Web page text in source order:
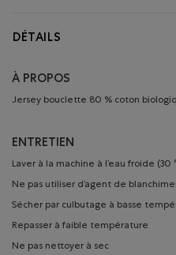
DÉTAILS
À PROPOS
Jersey bouclette 80 % coton
ENTRETIEN
Laver à la machine à l’eau froide
Ne pas utiliser d’agent de
Sécher par culbutage à basse
Repasser à faible température
Ne pas nettoyer à sec